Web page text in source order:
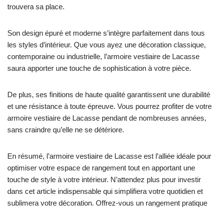
trouvera sa place.
Son design épuré et moderne s’intègre parfaitement dans tous
les styles d’intérieur. Que vous ayez une décoration classique,
contemporaine ou industrielle, l’armoire vestiaire de Lacasse
saura apporter une touche de sophistication à votre pièce.
De plus, ses finitions de haute qualité garantissent une durabilité
et une résistance à toute épreuve. Vous pourrez profiter de votre
armoire vestiaire de Lacasse pendant de nombreuses années,
sans craindre qu’elle ne se détériore.
En résumé, l’armoire vestiaire de Lacasse est l’alliée idéale pour
optimiser votre espace de rangement tout en apportant une
touche de style à votre intérieur. N’attendez plus pour investir
dans cet article indispensable qui simplifiera votre quotidien et
sublimera votre décoration. Offrez-vous un rangement pratique